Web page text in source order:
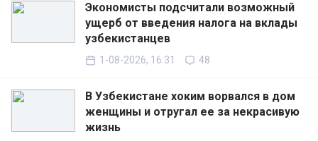
Экономисты подсчитали возможный
ущерб от введения налога на вклады
узбекистанцев
1-08-2026, 16:31 48
В Узбекистане хоким ворвался в дом
женщины и отругал ее за некрасивую
жизнь